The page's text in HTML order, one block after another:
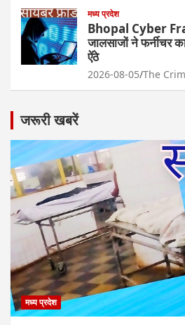
मध्य प्रदेश
Bhopal Cyber
जालसाजों ने फर्नीचर
ऐंठे
2026-08-05 The
जरूरी खबरें
मध्य प्रदेश